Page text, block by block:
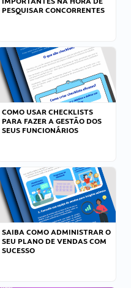
PESQUISAR CONCORRENTES
COMO USAR CHECKLISTS
PARA FAZER A GESTÃO DOS
SEUS FUNCIONÁRIOS
SAIBA COMO ADMINISTRAR O
SEU PLANO DE VENDAS COM
SUCESSO